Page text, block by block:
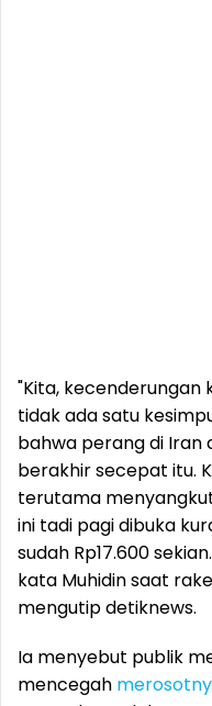
"Kita, kecenderungan
tidak ada satu
bahwa perang di Iran
berakhir secepat itu.
terutama
ini tadi pagi dibuka
sudah Rp17.600
kata Muhidin saat
mengutip detiknews.
Ia menyebut publik
mencegah